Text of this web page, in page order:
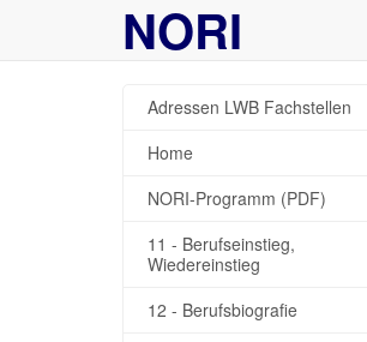
NORI
Adressen LWB Fachstellen
Home
NORI-Programm (PDF)
11 - Berufseinstieg,
Wiedereinstieg
12 - Berufsbiografie